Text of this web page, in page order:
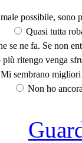
possibile, sono
Quasi tutta
se ne fa. Se non
più ritengo venga
Mi sembrano
Non ho